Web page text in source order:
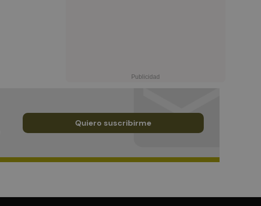
Quiero suscribirme